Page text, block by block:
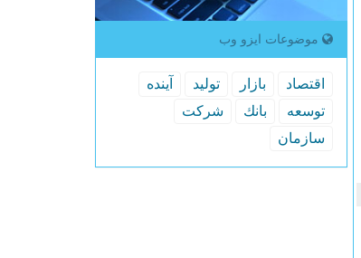
موضوعات ایزو وب
اقتصاد بازار تولید
آینده
توسعه
بانك
شركت
سازمان